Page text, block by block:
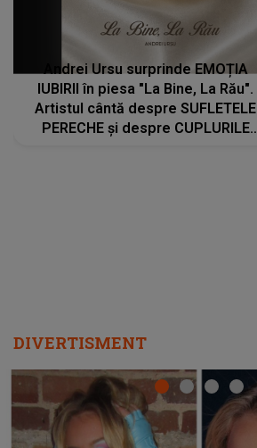
Andrei Ursu surprinde EMOȚIA
IUBIRII în piesa "La Bine, La Rău".
Artistul cântă despre SUFLETELE
PERECHE și despre CUPLURILE
DIVERTISMENT